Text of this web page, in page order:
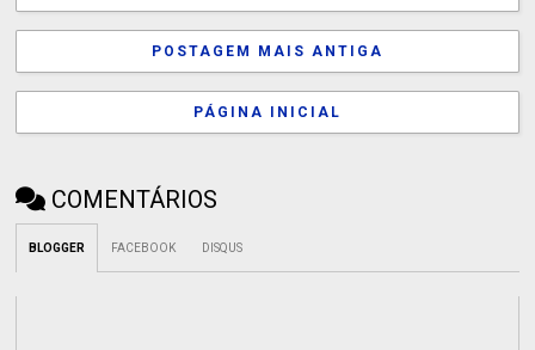
POSTAGEM MAIS ANTIGA
PÁGINA INICIAL
COMENTÁRIOS
BLOGGER FACEBOOK DISQUS